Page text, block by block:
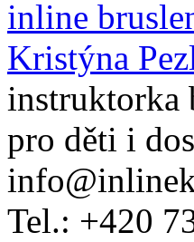
instruktorka
pro děti i
Tel.: +420